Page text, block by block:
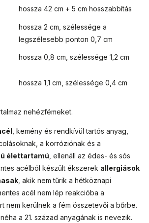
hossza 42 cm + 5 cm hosszabbítás
hossza 2 cm, szélessége a
legszélesebb ponton 0,7 cm
hossza 0,8 cm, szélessége 1,2 cm
hossza 1,1 cm, szélessége 0,4 cm
nehézfémeket.
, kemény és rendkívül tartós anyag,
a korróziónak és a
élettartamú , ellenáll az édes- és sós
acélból készült ékszerek allergiások
, akik nem tűrik a hétköznapi
acél nem lép reakcióba a
nem kerülnek a fém összetevői a bőrbe.
a 21. század anyagának is nevezik.